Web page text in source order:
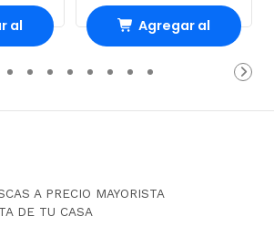
al Agregar al
carrito
A PRECIO MAYORISTA
DE TU CASA